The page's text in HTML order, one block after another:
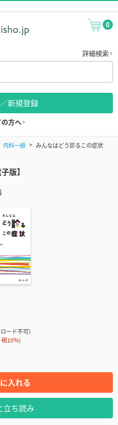
0
詳細検索
新規登録
方へ
内科一般 みんなはどう診るこの症状
版】
ード不可）
10％)
入れる
立ち読み